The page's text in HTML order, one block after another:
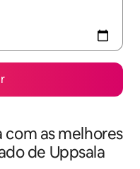
as melhores
de Uppsala